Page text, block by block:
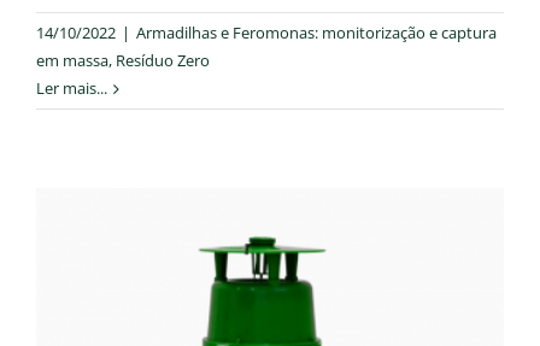
14/10/2022 | Armadilhas e Feromonas: monitorização e captura
em massa, Resíduo Zero
Ler mais...